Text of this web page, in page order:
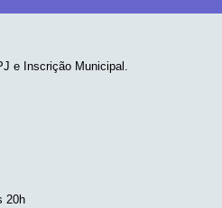
e Inscrição Municipal.
20h